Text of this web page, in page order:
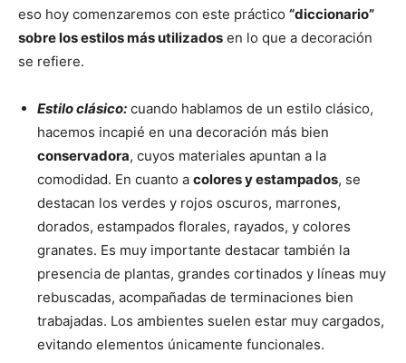
eso hoy comenzaremos con este práctico “diccionario”
sobre los estilos más utilizados en lo que a decoración
se refiere.
Estilo clásico: cuando hablamos de un estilo clásico,
hacemos incapié en una decoración más bien
conservadora, cuyos materiales apuntan a la
comodidad. En cuanto a colores y estampados, se
destacan los verdes y rojos oscuros, marrones,
dorados, estampados florales, rayados, y colores
granates. Es muy importante destacar también la
presencia de plantas, grandes cortinados y líneas muy
rebuscadas, acompañadas de terminaciones bien
trabajadas. Los ambientes suelen estar muy cargados,
evitando elementos únicamente funcionales.